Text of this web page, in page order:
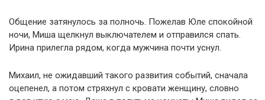
Общение затянулось за полночь. Пожелав Юле спокойной
ночи, Миша щелкнул выключателем и отправился спать.
Ирина прилегла рядом, когда мужчина почти уснул.
Михаил, не ожидавший такого развития событий, сначала
оцепенел, а потом стряхнул с кровати женщину, словно